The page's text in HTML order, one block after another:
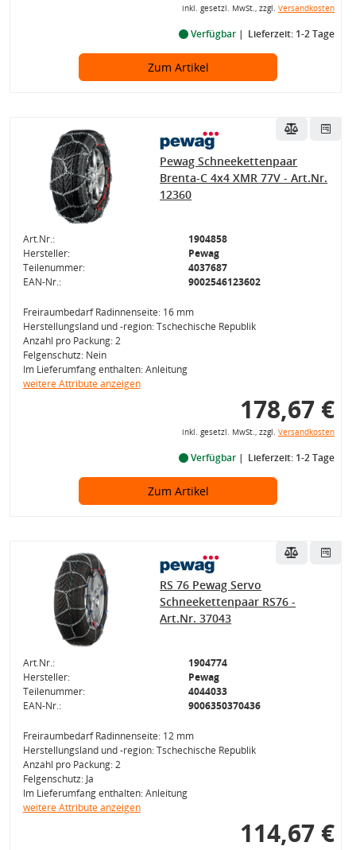
inkl. gesetzl. MwSt., zzgl. Versandkosten
Verfügbar Lieferzeit: 1-2 Tage
Zum Artikel
Pewag Schneekettenpaar
Brenta-C 4x4 XMR 77V - Art.Nr.
12360
Art.Nr.:
1904858
Hersteller:
Pewag
Teilenummer:
4037687
EAN-Nr.:
9002546123602
Freiraumbedarf Radinnenseite: 16 mm
Herstellungsland und -region: Tschechische Republik
Anzahl pro Packung: 2
Felgenschutz: Nein
Im Lieferumfang enthalten: Anleitung
weitere Attribute anzeigen
178,67 €
inkl. gesetzl. MwSt., zzgl. Versandkosten
Verfügbar Lieferzeit: 1-2 Tage
Zum Artikel
RS 76 Pewag Servo
Schneekettenpaar RS76 -
Art.Nr. 37043
Art.Nr.:
1904774
Hersteller:
Pewag
Teilenummer:
4044033
EAN-Nr.:
9006350370436
Freiraumbedarf Radinnenseite: 12 mm
Herstellungsland und -region: Tschechische Republik
Anzahl pro Packung: 2
Felgenschutz: Ja
Im Lieferumfang enthalten: Anleitung
weitere Attribute anzeigen
114,67 €